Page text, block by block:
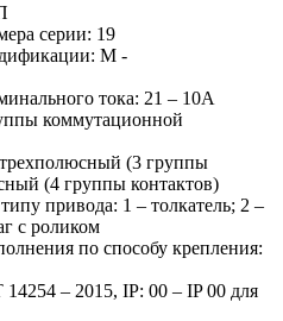
серии: 19
М -
тока: 21 – 10А
коммутационной
(3 группы
(4 группы контактов)
привода: 1 – толкатель; 2 –
с роликом
по способу крепления:
– 2015, IP: 00 – IP 00 для